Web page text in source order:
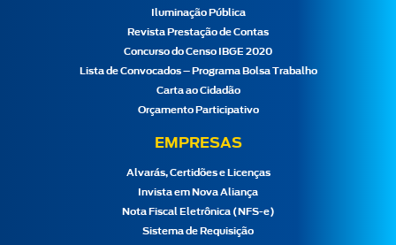
Iluminação Pública
Revista Prestação de Contas
Concurso do Censo IBGE 2020
Lista de Convocados – Programa Bolsa Trabalho
Carta ao Cidadão
Orçamento Participativo
EMPRESAS
Alvarás, Certidões e Licenças
Invista em Nova Aliança
Nota Fiscal Eletrônica (NFS-e)
Sistema de Requisição